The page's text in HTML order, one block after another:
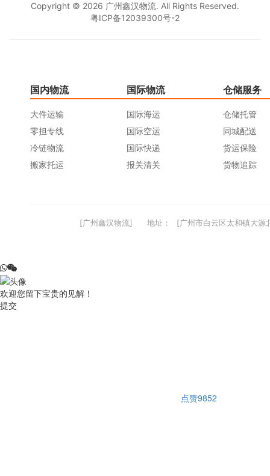
Copyright © 2026 广州鑫汉物流. All Rights Reserved.
粤ICP备12039300号-2
国内物流
大件运输
零担专线
冷链物流
搬家托运
国际物流
国际海运
国际空运
国际快递
报关清关
仓储服务
仓储托管
同城配送
货运保险
货物追踪
[广州鑫汉物流] 地址： [广州市白云区太和镇大源
欢迎您留下宝贵的见解！
提交
点赞9852